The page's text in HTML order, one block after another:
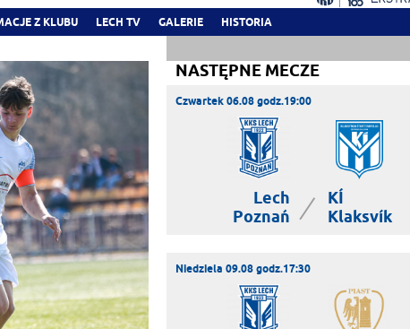
Z KLUBU LECH TV GALERIE HISTORIA
NASTĘPNE MECZE
Czwartek 06.08 godz.19:00
Lech
Poznań
|
KÍ
Klaksvík
Niedziela 09.08 godz.17:30